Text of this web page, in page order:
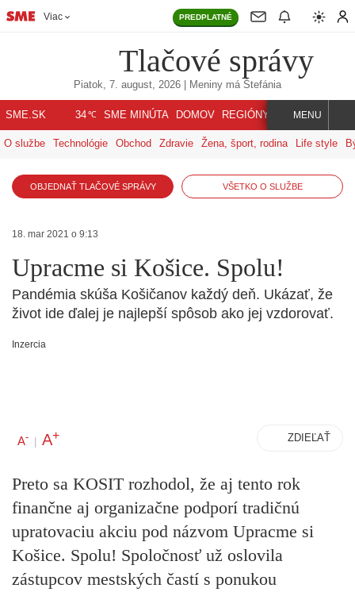
Viac PREDPLATNÉ
Tlačové správy
Piatok, 7. august, 2026 | Meniny má Štefánia
SME.SK 34℃ SME MINÚTA DOMOV REGIÓNY INDEX SVET
MENU
O službe Technológie Obchod Zdravie Žena, šport, rodina Life style
OBJEDNAŤ TLAČOVÉ SPRÁVY VŠETKO O SLUŽBE
18. mar 2021 o 9:13
Upracme si Košice. Spolu!
Pandémia skúša Košičanov každý deň. Ukázať, že
život ide ďalej je najlepší spôsob ako jej vzdorovať.
Inzercia
A- | A+ ZDIEĽAŤ
Preto sa KOSIT rozhodol, že aj tento rok
finančne aj organizačne podporí tradičnú
upratovaciu akciu pod názvom Upracme si
Košice. Spolu! Spoločnosť už oslovila
zástupcov mestských častí s ponukou